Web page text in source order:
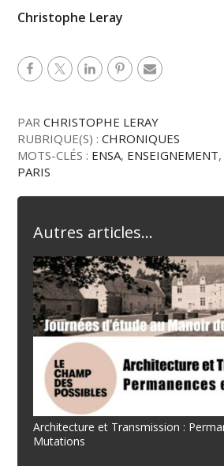
Christophe Leray
PARCHRISTOPHE LERAY
RUBRIQUE(S) :CHRONIQUES
MOTS-CLÉS : ENSA, ENSEIGNEMENT,
PARIS
Autres articles...
Architecture et Transmission :
Mutations